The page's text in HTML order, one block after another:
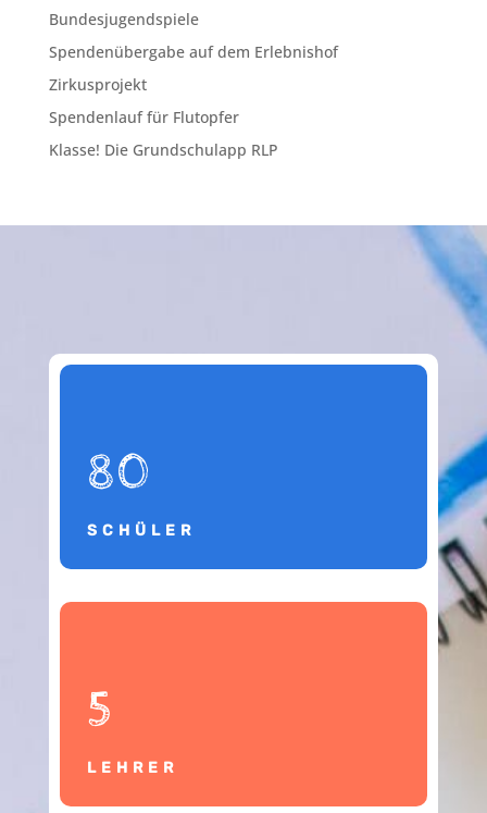
Bundesjugendspiele
Spendenübergabe auf dem Erlebnishof
Zirkusprojekt
Spendenlauf für Flutopfer
Klasse! Die Grundschulapp RLP
80
SCHÜLER
5
LEHRER